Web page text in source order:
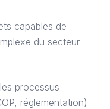
capables de
du secteur
processus
réglementation)